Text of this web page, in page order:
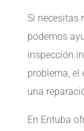
Si necesitas
podemos
inspección
problema,
una
En Entuba